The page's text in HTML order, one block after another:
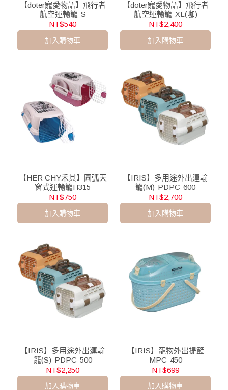
【doter寵愛物語】飛行者
航空運輸籠-S
NT$540
加入購物車
【doter寵愛物語】飛行者
航空運輸籠-XL(咖)
NT$2,400
加入購物車
【HER CHY禾其】圓弧天
窗式運輸籠H315
NT$750
加入購物車
【IRIS】多用途外出運輸
籠(M)-PDPC-600
NT$2,700
加入購物車
【IRIS】多用途外出運輸
籠(S)-PDPC-500
NT$2,250
加入購物車
【IRIS】寵物外出提籃
MPC-450
NT$699
加入購物車